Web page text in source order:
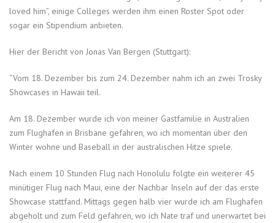
loved him”, einige Colleges werden ihm einen Roster Spot oder
sogar ein Stipendium anbieten.
Hier der Bericht von Jonas Van Bergen (Stuttgart):
“Vom 18. Dezember bis zum 24. Dezember nahm ich an zwei Trosky
Showcases in Hawaii teil.
Am 18. Dezember wurde ich von meiner Gastfamilie in Australien
zum Flughafen in Brisbane gefahren, wo ich momentan über den
Winter wohne und Baseball in der australischen Hitze spiele.
Nach einem 10 Stunden Flug nach Honolulu folgte ein weiterer 45
minütiger Flug nach Maui, eine der Nachbar Inseln auf der das erste
Showcase stattfand. Mittags gegen halb vier wurde ich am Flughafen
abgeholt und zum Feld gefahren, wo ich Nate traf und unerwartet bei